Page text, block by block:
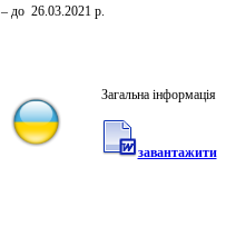
– до 26.03.2021 р.
Загальна інформація
завантажити